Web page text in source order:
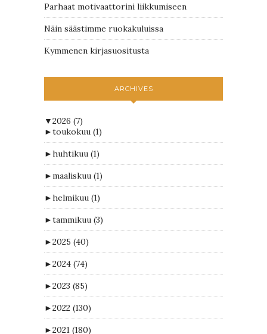
Parhaat motivaattorini liikkumiseen
Näin säästimme ruokakuluissa
Kymmenen kirjasuositusta
ARCHIVES
▼2026 (7)
►toukokuu (1)
►huhtikuu (1)
►maaliskuu (1)
►helmikuu (1)
►tammikuu (3)
►2025 (40)
►2024 (74)
►2023 (85)
►2022 (130)
►2021 (180)